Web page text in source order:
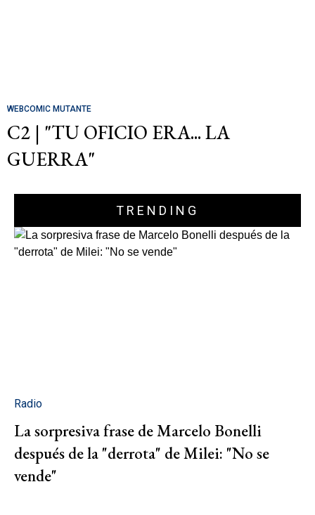
WEBCOMIC MUTANTE
C2 | "TU OFICIO ERA... LA
GUERRA"
TRENDING
Radio
La sorpresiva frase de Marcelo Bonelli
después de la "derrota" de Milei: "No se
vende"